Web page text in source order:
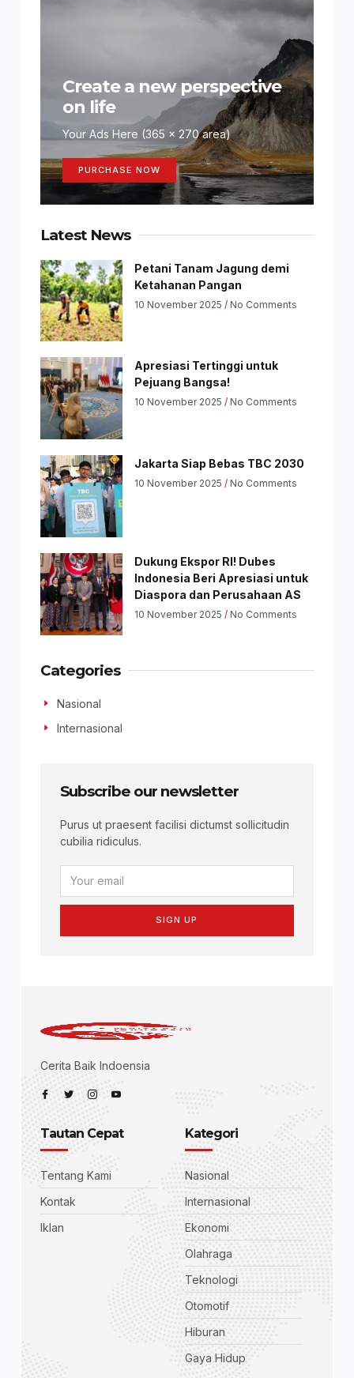
Create a new perspective
on life
Your Ads Here (365 x 270 area)
PURCHASE NOW
Latest News
Petani Tanam Jagung demi
Ketahanan Pangan
10 November 2025 No Comments
Apresiasi Tertinggi untuk
Pejuang Bangsa!
10 November 2025 No Comments
Jakarta Siap Bebas TBC 2030
10 November 2025 No Comments
Dukung Ekspor RI! Dubes
Indonesia Beri Apresiasi untuk
Diaspora dan Perusahaan AS
10 November 2025 No Comments
Categories
Nasional
Internasional
Subscribe our newsletter
Purus ut praesent facilisi dictumst sollicitudin
cubilia ridiculus.
SIGN UP
Cerita Baik Indoensia
Tautan Cepat
Tentang Kami
Kontak
Iklan
Kategori
Nasional
Internasional
Ekonomi
Olahraga
Teknologi
Otomotif
Hiburan
Gaya Hidup